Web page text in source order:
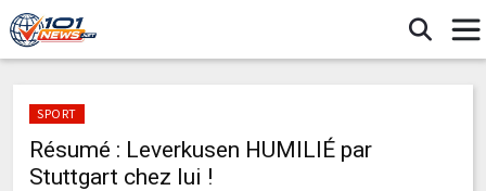
SPORT
Résumé : Leverkusen HUMILIÉ par
Stuttgart chez lui !